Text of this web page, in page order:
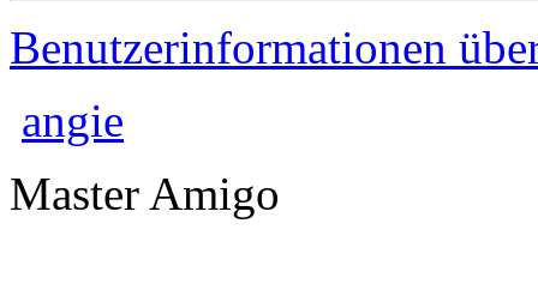
Benutzerinformationen
angie
Master Amigo